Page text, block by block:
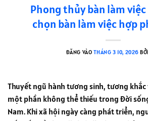
Phong thủy bàn làm việc
chọn bàn làm việc hợp
ĐĂNG VÀO THÁNG 3 10, 2026 BỞI
Thuyết ngũ hành tương sinh, tương
một phần không thể thiếu trong đời
Nam. Khi xã hội ngày càng phát triển,